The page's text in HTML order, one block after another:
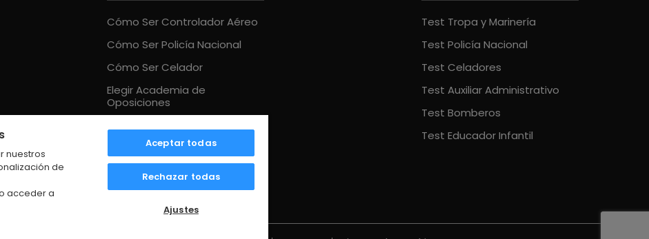
Cómo Ser Controlador Aéreo
Cómo Ser Policía Nacional
Cómo Ser Celador
Elegir Academia de
Oposiciones
Mejor Academia Oposiciones
UE
Test Tropa y Marinería
Test Policía Nacional
Test Celadores
Test Auxiliar Administrativo
Test Bomberos
Test Educador Infantil
nuestros
de
acceder a
Aceptar todas
Rechazar todas
Ajustes